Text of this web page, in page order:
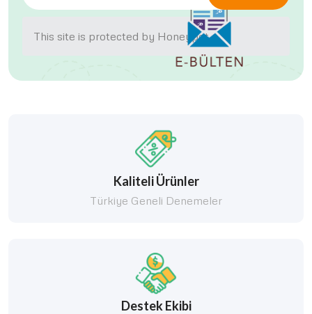
This site is protected by Honeypot.
Kaliteli Ürünler
Türkiye Geneli Denemeler
Destek Ekibi